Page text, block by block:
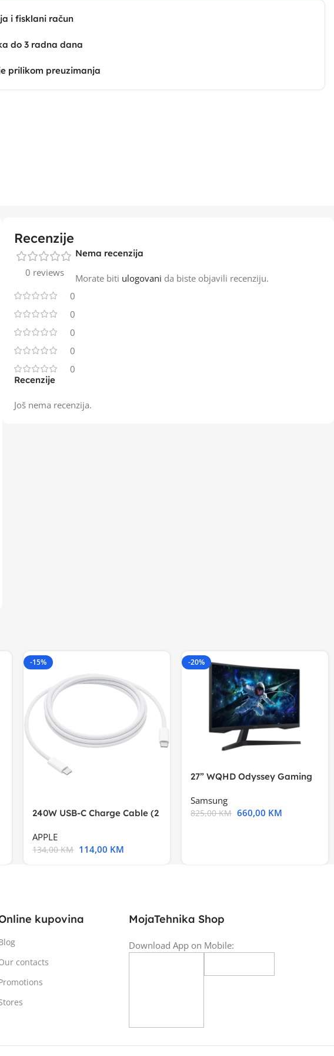
i fisklani račun
do 3 radna dana
prilikom preuzimanja
Recenzije
0 reviews
0
0
0
0
0
Recenzije
Još nema recenzija.
Nema recenzija
Morate biti ulogovani da biste objavili recenziju.
-15%
240W USB-C Charge Cable (2
APPLE
134,00KM 114,00 KM
-20%
27” WQHD Odyssey Gaming
Samsung
825,00KM 660,00 KM
kupovina
contacts
MojaTehnika Shop
Download App on Mobile: